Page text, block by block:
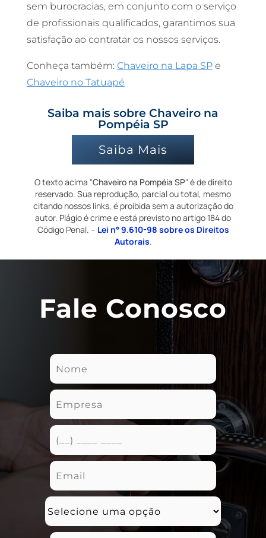
sem burocracias, em conjunto com o serviço
de profissionais qualificados, garantimos sua
satisfação ao contratar os nossos serviços.
Conheça também: Chaveiro na Lapa SPe
Chaveiro no Tatuapé
Saiba mais sobre Chaveiro na
Pompéia SP
Saiba Mais
O texto acima "Chaveiro na Pompéia SP" é de direito
reservado. Sua reprodução, parcial ou total, mesmo
citando nossos links, é proibida sem a autorização do
autor. Plágio é crime e está previsto no artigo 184 do
Código Penal. – Lei n° 9.610-98 sobre os Direitos
Autorais.
Fale Conosco